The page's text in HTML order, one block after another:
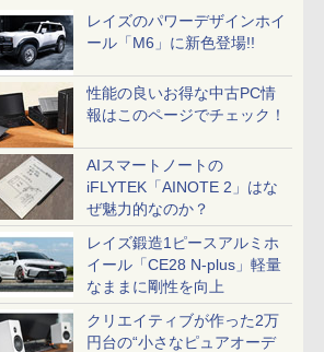
レイズのパワーデザインホイ
ール「M6」に新色登場!!
性能の良いお得な中古PC情
報はこのページでチェック！
AIスマートノートの
iFLYTEK「AINOTE 2」はな
ぜ魅力的なのか？
レイズ鍛造1ピースアルミホ
イール「CE28 N-plus」軽量
なままに剛性を向上
クリエイティブが作った2万
円台の“小さなピュアオーデ